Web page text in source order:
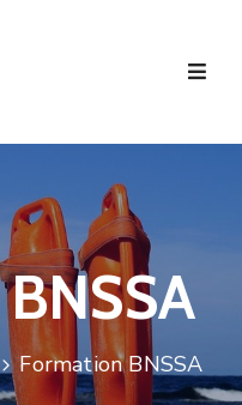
Formation BNSSA